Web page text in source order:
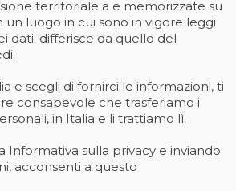
territoriale a e memorizzate su
luogo in cui sono in vigore leggi
dati. differisce da quello del
e scegli di fornirci le informazioni, ti
consapevole che trasferiamo i
in Italia e li trattiamo lì.
Informativa sulla privacy e inviando
acconsenti a questo